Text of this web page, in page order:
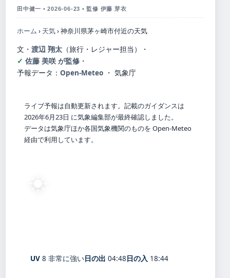
田中健一 • 2026-06-23 • 監修 伊藤 芽衣
ホーム › 天気›神奈川県茅ヶ崎市付近の天気
文・ 渡辺 翔太 （旅行・レジャー担当）
・
佐藤 美咲 が監修 ・
予報データ： Open-Meteo ・ 気象庁
ライブ予報は自動更新されます。記載のガイダンスは
2026年6月23日 に気象編集部が最終確認しました。
データは気象庁ほか各国気象機関のものを Open-Meteo
経由で利用しています。
☀️
UV 8 非常に強い日の出 04:48日の入 18:44